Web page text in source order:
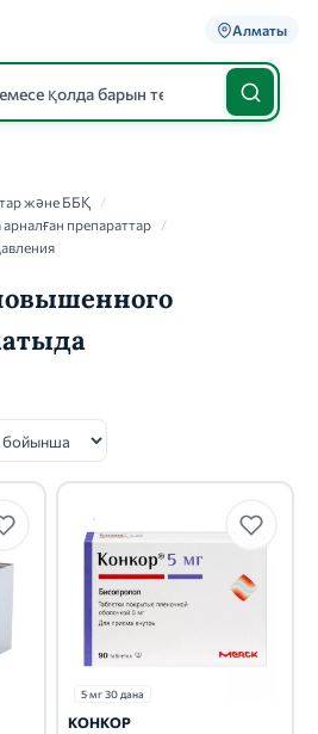
Алматы
және ББҚ
/
препараттар
/
5 мг 30 дана
КОНКОР